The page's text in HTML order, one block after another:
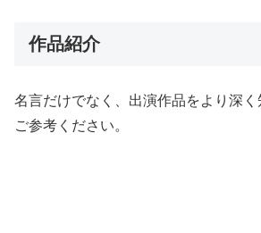
作品紹介
名言だけでなく、出演作品をより深
ご参考ください。